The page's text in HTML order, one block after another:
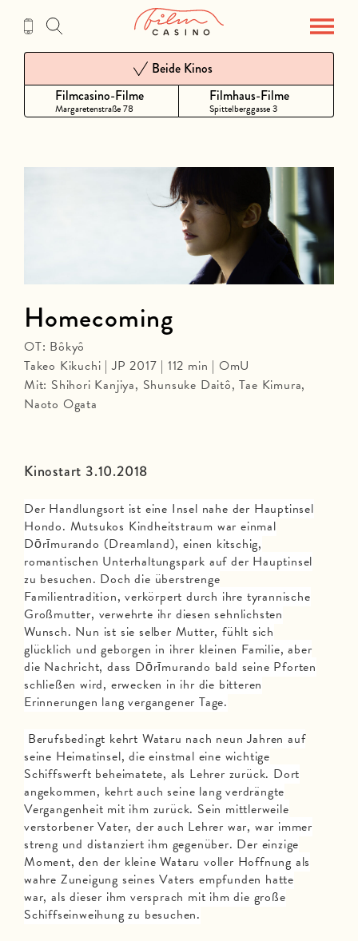
Inhalt
Filmcasino-Filme
Margaretenstraße 78
Beide Kinos
Filmhaus-Filme
Spittelberggasse 3
Kinostart 3.10.2018
Der Handlungsort ist eine Insel nahe der Hauptinsel
Hondo. Mutsukos Kindheitstraum war einmal
Dōrīmurando (Dreamland), einen kitschig,
romantischen Unterhaltungspark auf der Hauptinsel
zu besuchen. Doch die überstrenge
Familientradition, verkörpert durch ihre tyrannische
Großmutter, verwehrte ihr diesen sehnlichsten
Wunsch. Nun ist sie selber Mutter, fühlt sich
glücklich und geborgen in ihrer kleinen Familie, aber
die Nachricht, dass Dōrīmurando bald seine Pforten
schließen wird, erwecken in ihr die bitteren
Erinnerungen lang vergangener Tage.
Berufsbedingt kehrt Wataru nach neun Jahren auf
seine Heimatinsel, die einstmal eine wichtige
Schiffswerft beheimatete, als Lehrer zurück. Dort
angekommen, kehrt auch seine lang verdrängte
Vergangenheit mit ihm zurück. Sein mittlerweile
verstorbener Vater, der auch Lehrer war, war immer
streng und distanziert ihm gegenüber. Der einzige
Moment, den der kleine Wataru voller Hoffnung als
wahre Zuneigung seines Vaters empfunden hatte
war, als dieser ihm versprach mit ihm die große
Schiffseinweihung zu besuchen.
Homecoming
OT: Bôkyô
Takeo Kikuchi | JP 2017 | 112 min | OmU
Mit: Shihori Kanjiya, Shunsuke Daitô, Tae Kimura,
Naoto Ogata